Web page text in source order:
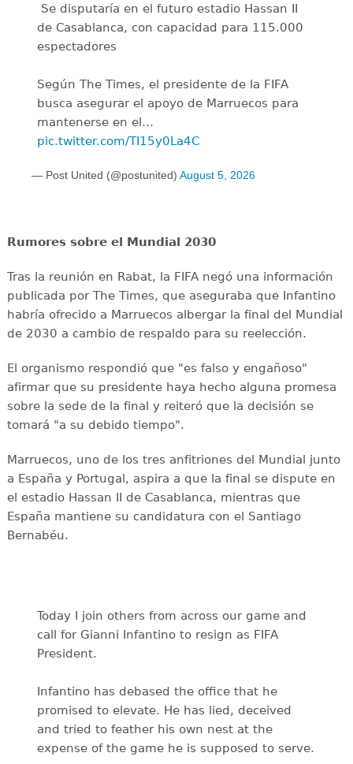
️ Se disputaría en el futuro estadio Hassan II
de Casablanca, con capacidad para 115.000
espectadores
Según The Times, el presidente de la FIFA
busca asegurar el apoyo de Marruecos para
mantenerse en el…
pic.twitter.com/TI15y0La4C
— Post United (@postunited) August 5, 2026
Rumores sobre el Mundial 2030
Tras la reunión en Rabat, la FIFA negó una información
publicada por The Times, que aseguraba que Infantino
habría ofrecido a Marruecos albergar la final del Mundial
de 2030 a cambio de respaldo para su reelección.
El organismo respondió que "es falso y engañoso"
afirmar que su presidente haya hecho alguna promesa
sobre la sede de la final y reiteró que la decisión se
tomará "a su debido tiempo".
Marruecos, uno de los tres anfitriones del Mundial junto
a España y Portugal, aspira a que la final se dispute en
el estadio Hassan II de Casablanca, mientras que
España mantiene su candidatura con el Santiago
Bernabéu.
Today I join others from across our game and
call for Gianni Infantino to resign as FIFA
President.
Infantino has debased the office that he
promised to elevate. He has lied, deceived
and tried to feather his own nest at the
expense of the game he is supposed to serve.